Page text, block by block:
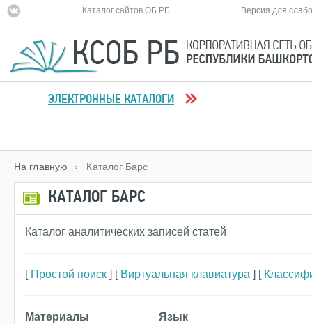
Каталог сайтов ОБ РБ Версия для
ЭЛЕКТРОННЫЕ КАТАЛОГИ
На главную › Каталог Барс
КАТАЛОГ БАРС
Каталог аналитических записей статей
[ Простой поиск ] [ Виртуальная клавиатура ] [
Материалы Язык